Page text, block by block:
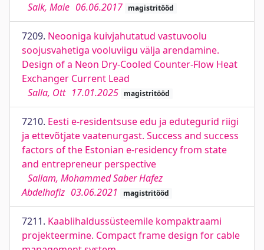
Salk, Maie 06.06.2017 magistritööd
7209. Neooniga kuivjahutatud vastuvoolu
soojusvahetiga vooluviigu välja arendamine.
Design of a Neon Dry-Cooled Counter-Flow Heat
Exchanger Current Lead
Salla, Ott 17.01.2025 magistritööd
7210. Eesti e-residentsuse edu ja edutegurid riigi
ja ettevõtjate vaatenurgast. Success and success
factors of the Estonian e-residency from state
and entrepreneur perspective
Sallam, Mohammed Saber Hafez
Abdelhafiz 03.06.2021 magistritööd
7211. Kaablihaldussüsteemile kompaktraami
projekteermine. Compact frame design for cable